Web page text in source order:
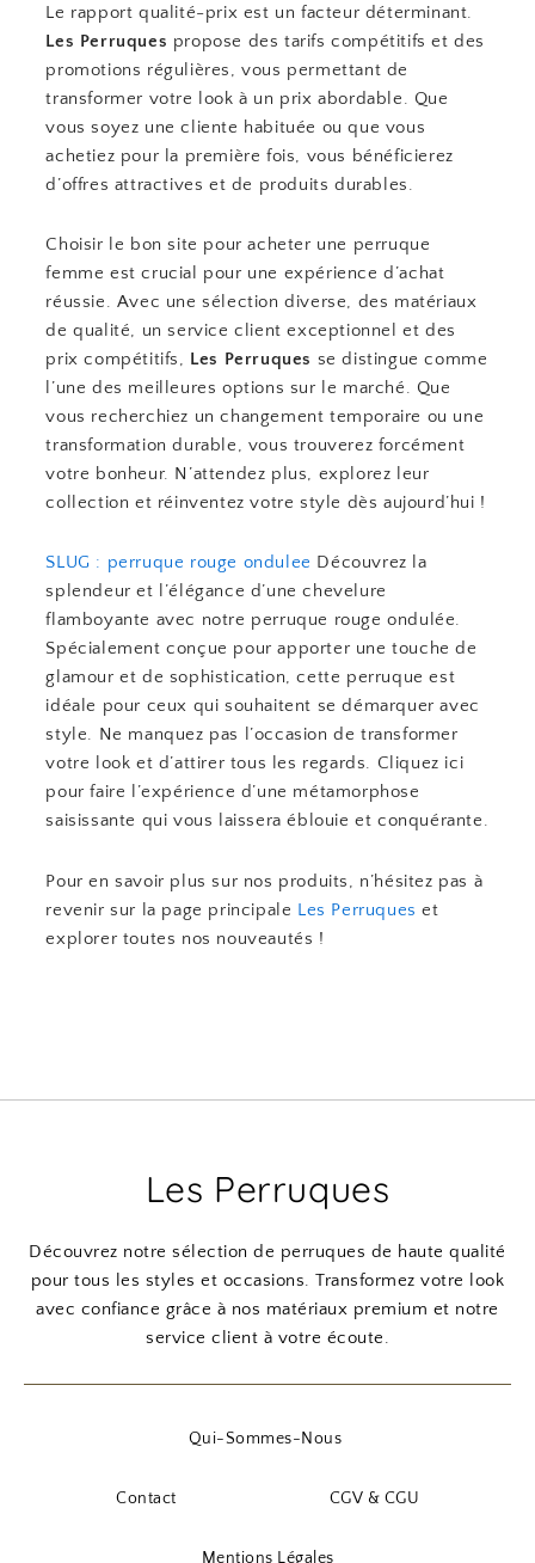
Le rapport qualité-prix est un facteur déterminant.
Les Perruques propose des tarifs compétitifs et des
promotions régulières, vous permettant de
transformer votre look à un prix abordable. Que
vous soyez une cliente habituée ou que vous
achetiez pour la première fois, vous bénéficierez
d’offres attractives et de produits durables.
Choisir le bon site pour acheter une perruque
femme est crucial pour une expérience d’achat
réussie. Avec une sélection diverse, des matériaux
de qualité, un service client exceptionnel et des
prix compétitifs, Les Perruques se distingue comme
l’une des meilleures options sur le marché. Que
vous recherchiez un changement temporaire ou une
transformation durable, vous trouverez forcément
votre bonheur. N’attendez plus, explorez leur
collection et réinventez votre style dès aujourd’hui !
SLUG : perruque rouge ondulee Découvrez la
splendeur et l’élégance d’une chevelure
flamboyante avec notre perruque rouge ondulée.
Spécialement conçue pour apporter une touche de
glamour et de sophistication, cette perruque est
idéale pour ceux qui souhaitent se démarquer avec
style. Ne manquez pas l’occasion de transformer
votre look et d’attirer tous les regards. Cliquez ici
pour faire l’expérience d’une métamorphose
saisissante qui vous laissera éblouie et conquérante.
Pour en savoir plus sur nos produits, n’hésitez pas à
revenir sur la page principale Les Perruques et
explorer toutes nos nouveautés !
Les Perruques
Découvrez notre sélection de perruques de haute qualité
pour tous les styles et occasions. Transformez votre look
avec confiance grâce à nos matériaux premium et notre
service client à votre écoute.
Qui-Sommes-Nous
Contact CGV & CGU
Mentions Légales